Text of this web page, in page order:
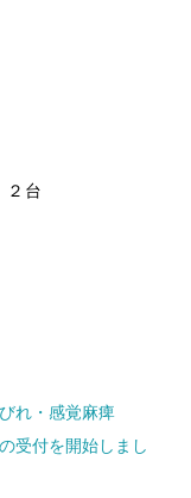
２台
れ・感覚麻痺
受付を開始しまし